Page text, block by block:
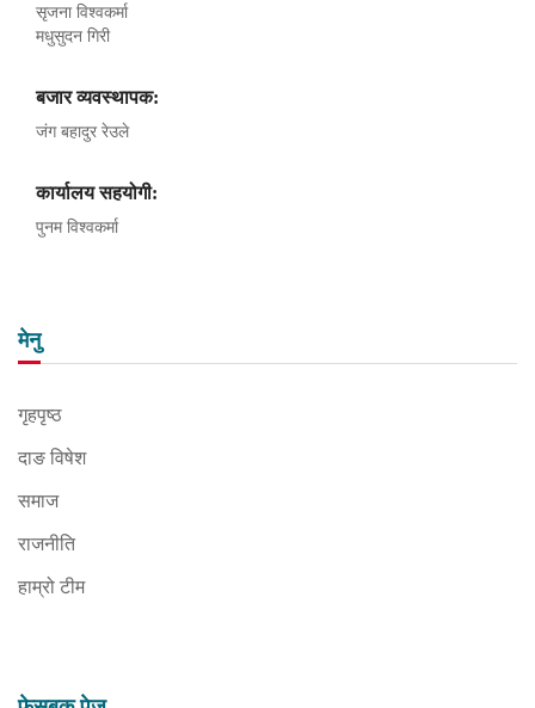
सृजना विश्वकर्मा
मधुसुदन गिरी
बजार व्यवस्थापक:
जंग बहादुर रेउले
कार्यालय सहयोगी:
पुनम विश्वकर्मा
मेनु
गृहपृष्ठ
दाङ विषेश
समाज
राजनीति
हाम्रो टीम